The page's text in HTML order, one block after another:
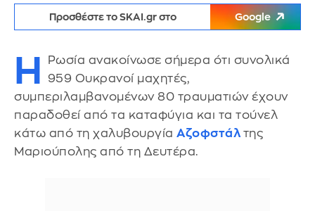
Προσθέστε το SKAI.gr στο Google
Η
Ρωσία ανακοίνωσε σήμερα ότι συνολικά
959 Ουκρανοί μαχητές,
συμπεριλαμβανομένων 80 τραυματιών έχουν
παραδοθεί από τα καταφύγια και τα τούνελ
κάτω από τη χαλυβουργία Αζοφστάλ της
Μαριούπολης από τη Δευτέρα.